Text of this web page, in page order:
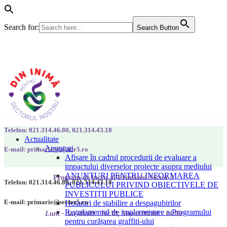
Search for: Search Button
Actualitate
Anunțuri
Afișare în cadrul procedurii de evaluare a
impactului diverselor proiecte asupra mediului
ANUNȚURI PENTRU INFORMAREA
PUBLICULUI PRIVIND OBIECTIVELE DE
INVESTIȚII PUBLICE
Hotarari de stabilire a despagubirilor
Regulamentul de implementare a Programului
pentru curățarea graffiti-ului
Telefon: 021.314.46.80, 021.314.43.18
E-mail: primarie@sector5.ro
Program de lucru al Primăriei Sector 5
Luni - Joi 08:00 - 16:30; Vineri 08:00 - 14:00
Telefon: 021.314.46.80, 021.314.43.18
E-mail: primarie@sector5.ro